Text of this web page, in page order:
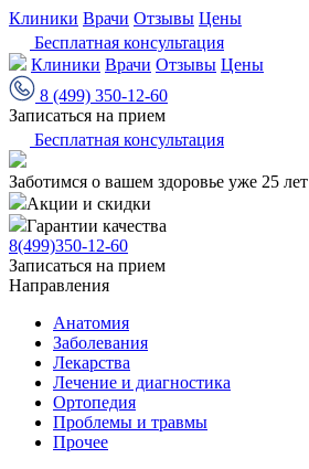
Клиники Врачи Отзывы Цены
Бесплатная консультация
Клиники Врачи Отзывы Цены
8 (499) 350-12-60
Записаться на прием
Бесплатная консультация
Заботимся о вашем здоровье уже 25 лет
Акции и скидки
Гарантии качества
8(499)350-12-60
Записаться на прием
Направления
Анатомия
Заболевания
Лекарства
Лечение и диагностика
Ортопедия
Проблемы и травмы
Прочее